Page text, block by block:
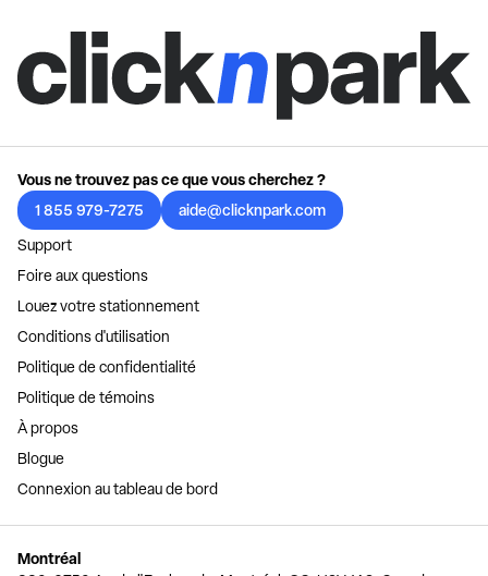
Vous ne trouvez pas ce que vous cherchez ?
1 855 979-7275
aide@clicknpark.com
Support
Foire aux questions
Louez votre stationnement
Conditions d'utilisation
Politique de confidentialité
Politique de témoins
À propos
Blogue
Connexion au tableau de bord
Montréal